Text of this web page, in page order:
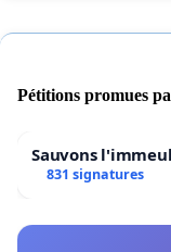
Pétitions promues
Sauvons
831 signatures